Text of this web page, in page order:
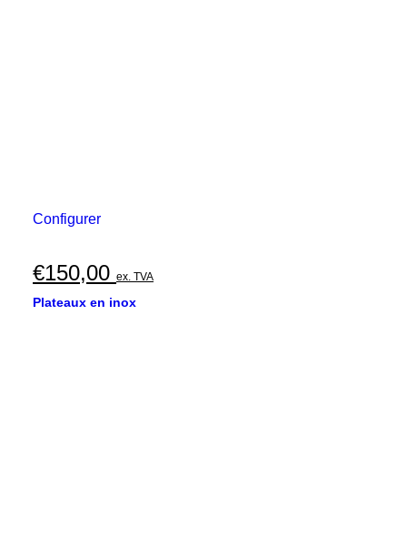
Configurer
€150,00 ex. TVA
Plateaux en inox